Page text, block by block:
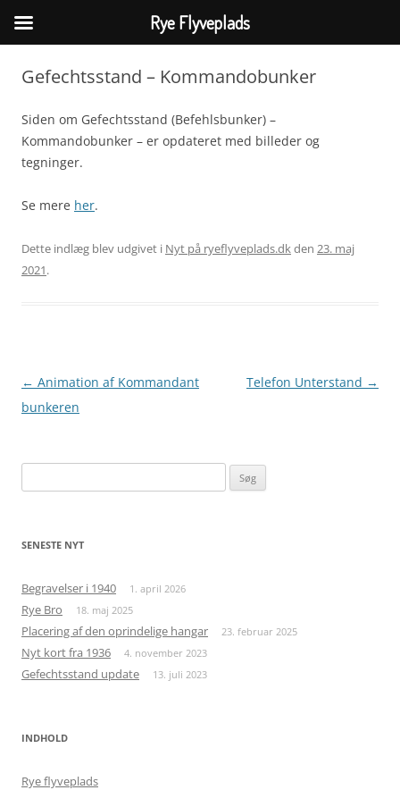
Hop
indhold
Gefechtsstand – Kommandobunker
Siden om Gefechtsstand (Befehlsbunker) –
Kommandobunker – er opdateret med billeder og
tegninger.
Se mere her.
Dette indlæg blev udgivet i Nyt på ryeflyveplads.dkden 23. maj
2021.
Indlægsnavigation
← Animation af Kommandant
bunkeren
Telefon Unterstand →
efter:
SENESTE NYT
Begravelser i 1940 1. april 2026
Rye Bro 18. maj 2025
Placering af den oprindelige hangar 23. februar 2025
Nyt kort fra 1936 4. november 2023
Gefechtsstand update 13. juli 2023
INDHOLD
Rye flyveplads
Rye Flyveplads